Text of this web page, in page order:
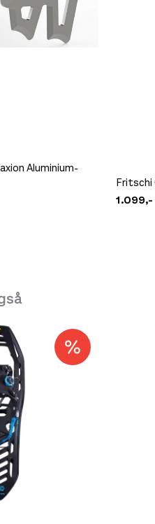
Platou Ålesund
Se butikkinformasjon
Aluminium-
Fritschi
1.099,-